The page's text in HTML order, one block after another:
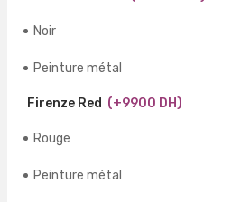
Noir
Peinture métal
Firenze Red (+9900 DH)
Rouge
Peinture métal